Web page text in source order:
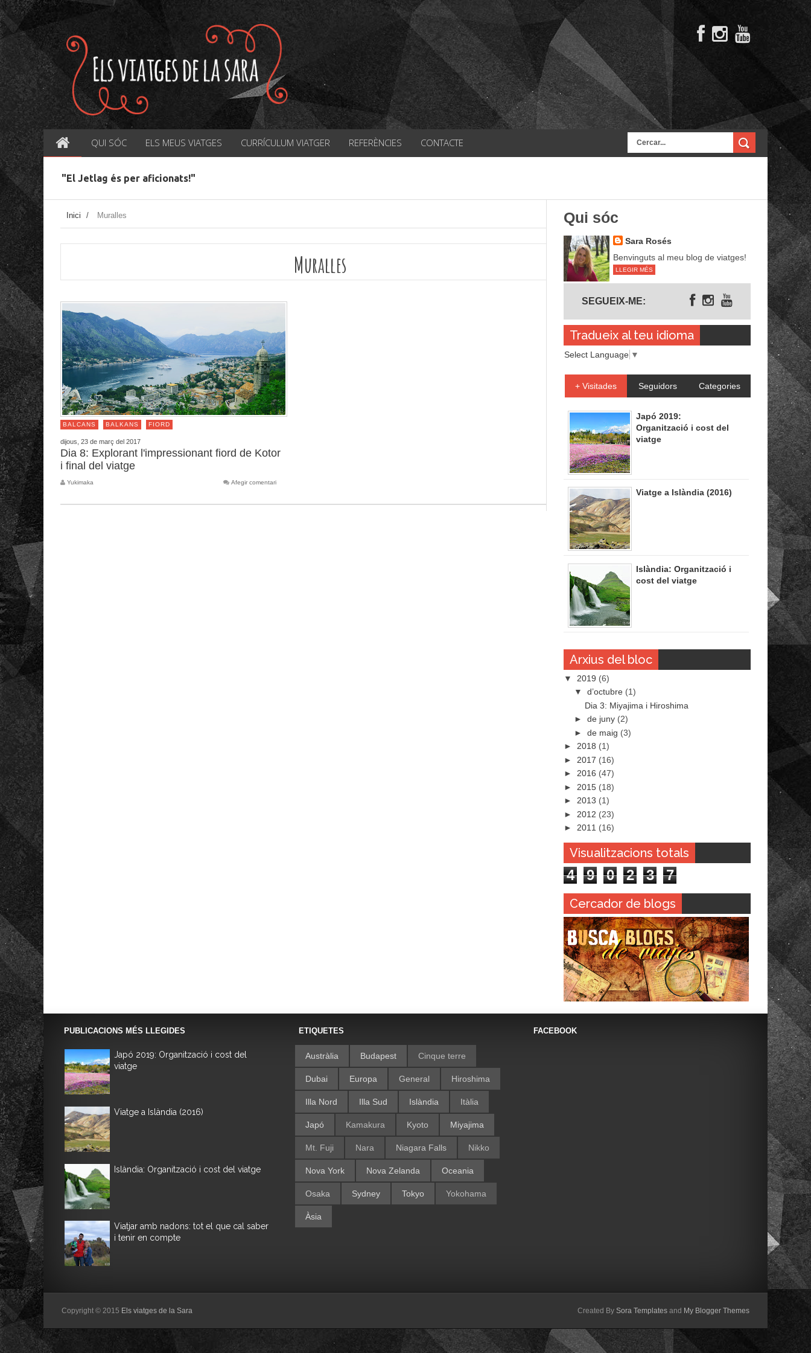
QUI SÓC ELS MEUS VIATGES CURRÍCULUM VIATGER REFERÈNCIES CONTACTE
"El Jetlag és per aficionats!"
Inici / Muralles
Muralles
BALCANS BALKANS FIORD
dijous, 23 de març del 2017
Dia 8: Explorant l'impressionant fiord de Kotor
i final del viatge
Yukimaka Afegir comentari
Qui sóc
Sara Rosés
Benvinguts al meu blog de viatges!
LLEGIR MÉS
SEGUEIX-ME:
Tradueix al teu idioma
Select Language ▼
+ Visitades Seguidors Categories
Japó 2019:
Organització i cost del
viatge
Viatge a Islàndia (2016)
Islàndia: Organització i
cost del viatge
Arxius del bloc
▼ 2019 (6)
▼ d’octubre (1)
Dia 3: Miyajima i Hiroshima
► de juny (2)
► de maig (3)
► 2018 (1)
► 2017 (16)
► 2016 (47)
► 2015 (18)
► 2013 (1)
► 2012 (23)
► 2011 (16)
Visualitzacions totals
4 9 0 2 3 7
Cercador de blogs
PUBLICACIONS MÉS LLEGIDES
Japó 2019: Organització i cost del
viatge
Viatge a Islàndia (2016)
Islàndia: Organització i cost del viatge
Viatjar amb nadons: tot el que cal saber
i tenir en compte
ETIQUETES
Austràlia Budapest Cinque terre
Dubai Europa General Hiroshima
Illa Nord Illa Sud Islàndia Itàlia
Japó Kamakura Kyoto Miyajima
Mt. Fuji Nara Niagara Falls Nikko
Nova York Nova Zelanda Oceania
Osaka Sydney Tokyo Yokohama
Àsia
FACEBOOK
Copyright © 2015 Els viatges de la Sara Created By Sora Templates and My Blogger Themes